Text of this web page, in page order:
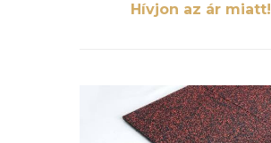
Több színben is elérhető!
Anyagszükséglet:1 db/m2
Csomagolás:25 db/raklap
Hívjon az ár miatt!